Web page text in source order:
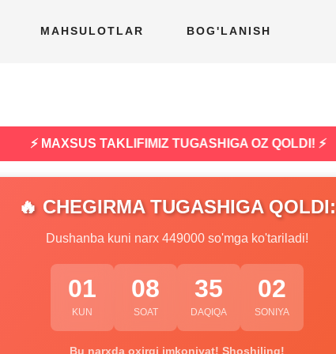
MAHSULOTLAR BOG'LANISH
⚡ MAXSUS TAKLIFIMIZ TUGASHIGA OZ QOLDI! ⚡
🔥 CHEGIRMA TUGASHIGA QOLDI:
Dushanba kuni narx 449000 so'mga ko'tariladi!
01
KUN
08
SOAT
35
DAQIQA
01
SONIYA
Bu narxda oxirgi imkoniyat! Shoshiling!